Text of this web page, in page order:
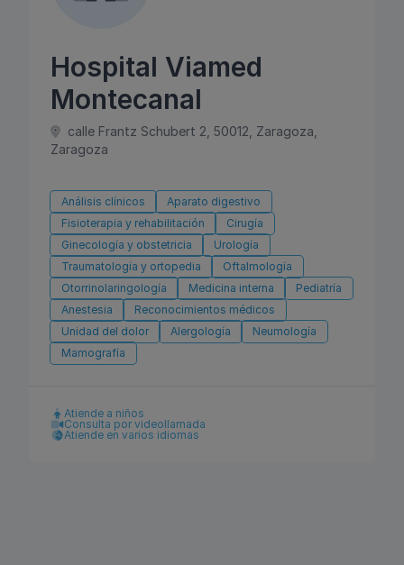
Hospital Viamed
Montecanal
calle Frantz Schubert 2, 50012, Zaragoza,
Zaragoza
Análisis clínicos
Aparato digestivo
Fisioterapia y rehabilitación
Cirugía
Ginecología y obstetricia
Urología
Traumatología y ortopedia
Oftalmología
Otorrinolaringología
Medicina interna
Pediatría
Anestesia
Reconocimientos médicos
Unidad del dolor
Alergología
Neumología
Mamografía
Atiende a niños
Consulta por videollamada
Atiende en varios idiomas